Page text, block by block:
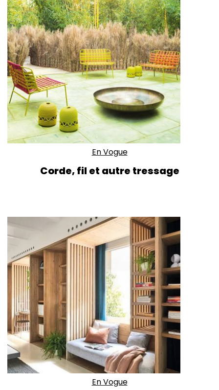
En Vogue
Corde, fil et autre tressage
En Vogue